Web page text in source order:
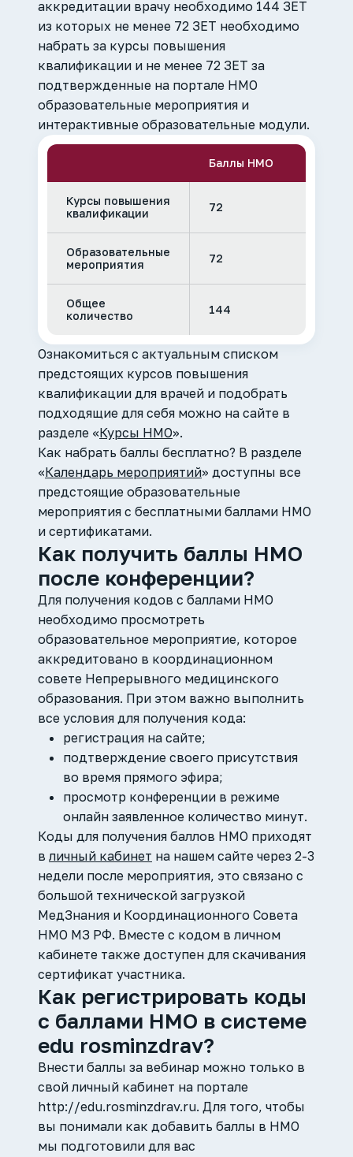
аккредитации врачу необходимо 144 ЗЕТ
из которых не менее 72 ЗЕТ необходимо
набрать за курсы повышения
квалификации и не менее 72 ЗЕТ за
подтвержденные на портале НМО
образовательные мероприятия и
интерактивные образовательные модули.
Баллы НМО
Курсы повышения
квалификации
72
Образовательные
мероприятия
72
Общее
количество
144
Ознакомиться с актуальным списком
предстоящих курсов повышения
квалификации для врачей и подобрать
подходящие для себя можно на сайте в
разделе «Курсы НМО».
Как набрать баллы бесплатно? В разделе
«Календарь мероприятий» доступны все
предстоящие образовательные
мероприятия с бесплатными баллами НМО
и сертификатами.
Как получить баллы НМО
после конференции?
Для получения кодов с баллами НМО
необходимо просмотреть
образовательное мероприятие, которое
аккредитовано в координационном
совете Непрерывного медицинского
образования. При этом важно выполнить
все условия для получения кода:
регистрация на сайте;
подтверждение своего присутствия
во время прямого эфира;
просмотр конференции в режиме
онлайн заявленное количество минут.
Коды для получения баллов НМО приходят
в личный кабинет на нашем сайте через 2-3
недели после мероприятия, это связано с
большой технической загрузкой
МедЗнания и Координационного Совета
НМО МЗ РФ. Вместе с кодом в личном
кабинете также доступен для скачивания
сертификат участника.
Как регистрировать коды
с баллами НМО в системе
edu rosminzdrav?
Внести баллы за вебинар можно только в
свой личный кабинет на портале
http://edu.rosminzdrav.ru. Для того, чтобы
вы понимали как добавить баллы в НМО
мы подготовили для вас